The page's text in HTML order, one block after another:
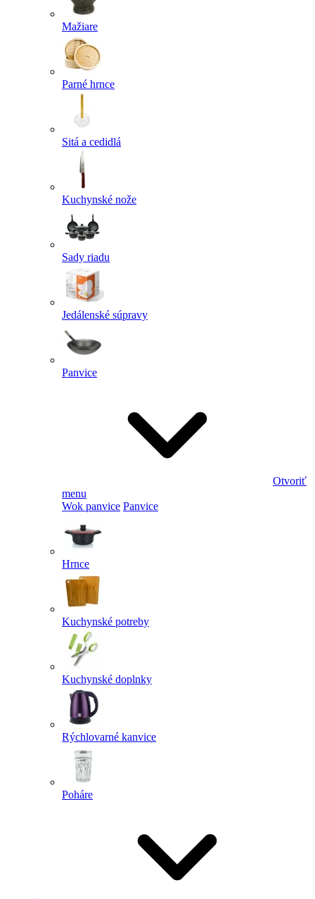
Mažiare
Parné hrnce
Sitá a cedidlá
Kuchynské nože
Sady riadu
Jedálenské súpravy
Panvice
Otvoriť
menu
Wok panvice Panvice
Hrnce
Kuchynské potreby
Kuchynské doplnky
Rýchlovarné kanvice
Poháre